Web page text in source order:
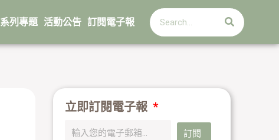
系列專題 活動公告 訂閱電子報
搜
尋
搜
立即訂閱電子報
訂閱